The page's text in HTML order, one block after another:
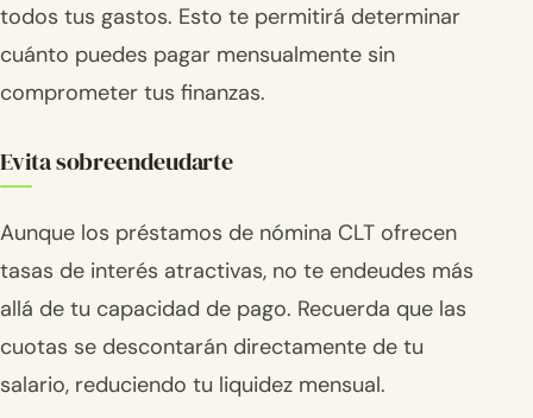
todos tus gastos. Esto te permitirá determinar
cuánto puedes pagar mensualmente sin
comprometer tus finanzas.
Evita sobreendeudarte
Aunque los préstamos de nómina CLT ofrecen
tasas de interés atractivas, no te endeudes más
allá de tu capacidad de pago. Recuerda que las
cuotas se descontarán directamente de tu
salario, reduciendo tu liquidez mensual.